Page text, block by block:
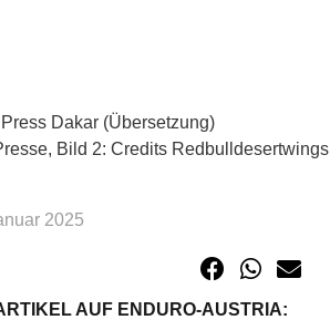
Dakar (Übersetzung)
Bild 2: Credits Redbulldesertwings
2025
AUF ENDURO-AUSTRIA: